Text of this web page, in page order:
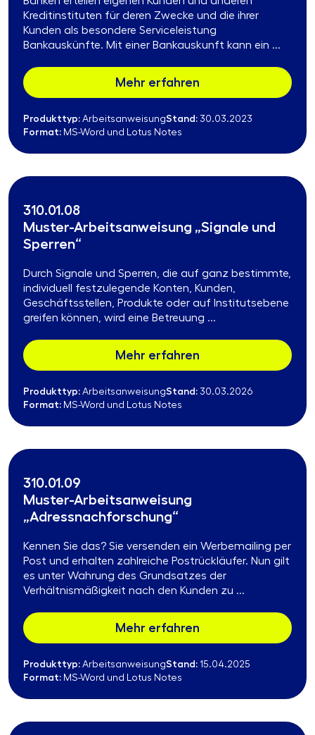
Kreditinstituten für deren Zwecke und die ihrer
Kunden als besondere Serviceleistung
Bankauskünfte. Mit einer Bankauskunft kann ein ...
Mehr erfahren
Produkttyp: ArbeitsanweisungStand: 30.03.2023
Format: MS-Word und Lotus Notes
310.01.08
Muster-Arbeitsanweisung „Signale und
Sperren“
Durch Signale und Sperren, die auf ganz bestimmte,
individuell festzulegende Konten, Kunden,
Geschäftsstellen, Produkte oder auf Institutsebene
greifen können, wird eine Betreuung ...
Mehr erfahren
Produkttyp: ArbeitsanweisungStand: 30.03.2026
Format: MS-Word und Lotus Notes
310.01.09
Muster-Arbeitsanweisung
„Adressnachforschung“
Kennen Sie das? Sie versenden ein Werbemailing per
Post und erhalten zahlreiche Postrückläufer. Nun gilt
es unter Wahrung des Grundsatzes der
Verhältnismäßigkeit nach den Kunden zu ...
Mehr erfahren
Produkttyp: ArbeitsanweisungStand: 15.04.2025
Format: MS-Word und Lotus Notes